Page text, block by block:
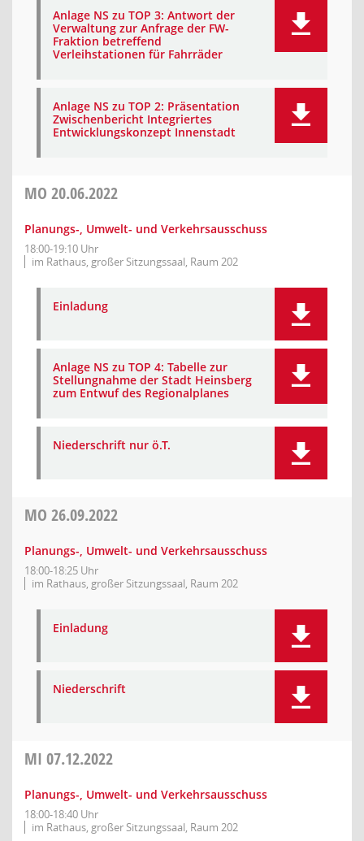
Anlage NS zu TOP 3: Antwort der
Verwaltung zur Anfrage der FW-
Fraktion betreffend
Verleihstationen für Fahrräder
Anlage NS zu TOP 2: Präsentation
Zwischenbericht Integriertes
Entwicklungskonzept Innenstadt
MO 20.06.2022
Planungs-, Umwelt- und Verkehrsausschuss
18:00-19:10 Uhr
im Rathaus, großer Sitzungssaal, Raum 202
Einladung
Anlage NS zu TOP 4: Tabelle zur
Stellungnahme der Stadt Heinsberg
zum Entwuf des Regionalplanes
Niederschrift nur ö.T.
MO 26.09.2022
Planungs-, Umwelt- und Verkehrsausschuss
18:00-18:25 Uhr
im Rathaus, großer Sitzungssaal, Raum 202
Einladung
Niederschrift
MI 07.12.2022
Planungs-, Umwelt- und Verkehrsausschuss
18:00-18:40 Uhr
im Rathaus, großer Sitzungssaal, Raum 202